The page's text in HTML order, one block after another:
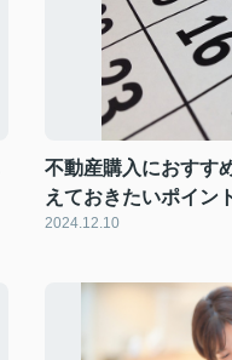
不動産購入におすす
えておきたいポイン
2024.12.10